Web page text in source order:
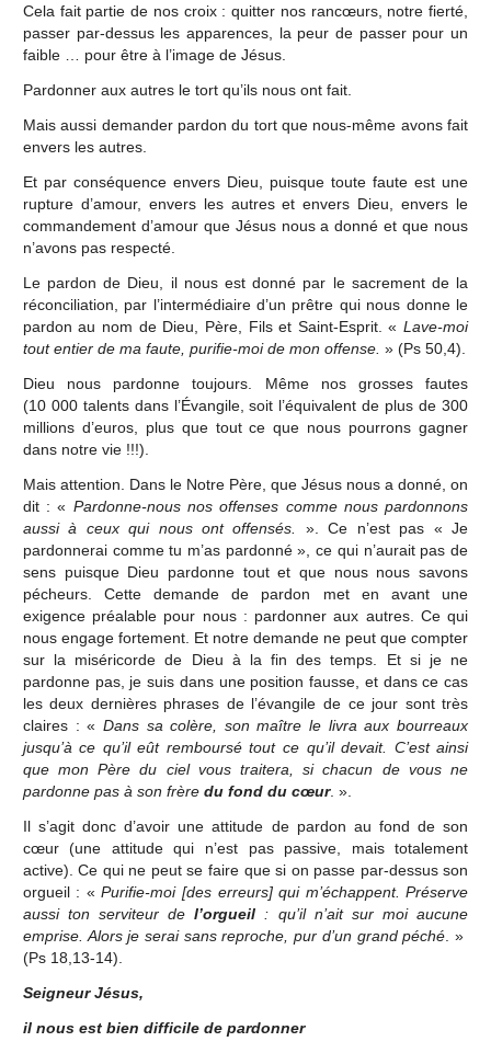
Cela fait partie de nos croix : quitter nos rancœurs, notre fierté,
passer par-dessus les apparences, la peur de passer pour un
faible … pour être à l’image de Jésus.
Pardonner aux autres le tort qu’ils nous ont fait.
Mais aussi demander pardon du tort que nous-même avons fait
envers les autres.
Et par conséquence envers Dieu, puisque toute faute est une
rupture d’amour, envers les autres et envers Dieu, envers le
commandement d’amour que Jésus nous a donné et que nous
n’avons pas respecté.
Le pardon de Dieu, il nous est donné par le sacrement de la
réconciliation, par l’intermédiaire d’un prêtre qui nous donne le
pardon au nom de Dieu, Père, Fils et Saint-Esprit. «Lave-moi
tout entier de ma faute, purifie-moi de mon offense. » (Ps 50,4).
Dieu nous pardonne toujours. Même nos grosses fautes
(10 000 talents dans l’Évangile, soit l’équivalent de plus de 300
millions d’euros, plus que tout ce que nous pourrons gagner
dans notre vie !!!).
Mais attention. Dans le Notre Père, que Jésus nous a donné, on
dit : « Pardonne-nous nos offenses comme nous pardonnons
aussi à ceux qui nous ont offensés.
». Ce n’est pas « Je
pardonnerai comme tu m’as pardonné », ce qui n’aurait pas de
sens puisque Dieu pardonne tout et que nous nous savons
pécheurs. Cette demande de pardon met en avant une
exigence préalable pour nous : pardonner aux autres. Ce qui
nous engage fortement. Et notre demande ne peut que compter
sur la miséricorde de Dieu à la fin des temps. Et si je ne
pardonne pas, je suis dans une position fausse, et dans ce cas
les deux dernières phrases de l’évangile de ce jour sont très
claires : « Dans sa colère, son maître le livra aux bourreaux
jusqu’à ce qu’il eût remboursé tout ce qu’il devait.
C’est ainsi
que mon Père du ciel vous traitera, si chacun de vous ne
pardonne pas à son frère du fond du cœur. ».
Il s’agit donc d’avoir une attitude de pardon au fond de son
cœur (une attitude qui n’est pas passive, mais totalement
active). Ce qui ne peut se faire que si on passe par-dessus son
orgueil : «Purifie-moi [des erreurs] qui m’échappent. Préserve
aussi ton serviteur del’orgueil : qu’il n’ait sur moi aucune
emprise. Alors je serai sans reproche, pur d’un grand péché . »
(Ps 18,13-14).
Seigneur Jésus,
il nous est bien difficile de pardonner